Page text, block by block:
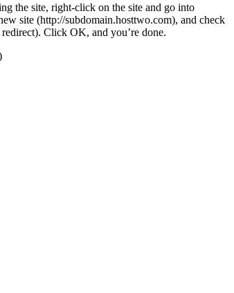
the site, right-click on the site and go into
site (http://subdomain.hosttwo.com), and check
Click OK, and you’re done.